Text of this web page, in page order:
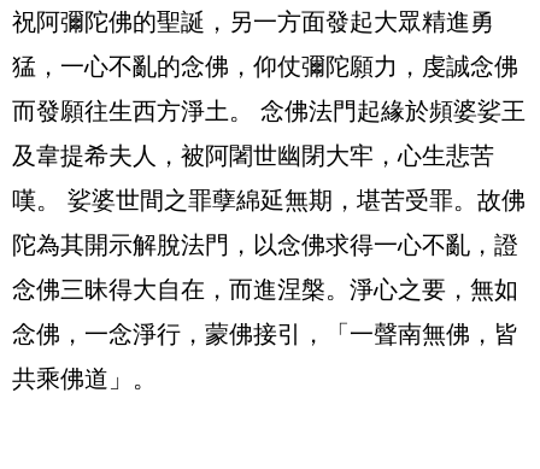
祝阿彌陀佛的聖誕，另一方面發起大眾精進勇
猛，一心不亂的念佛，仰仗彌陀願力，虔誠念佛
而發願往生西方淨土。 念佛法門起緣於頻婆娑王
及韋提希夫人，被阿闍世幽閉大牢，心生悲苦
嘆。 娑婆世間之罪孽綿延無期，堪苦受罪。故佛
陀為其開示解脫法門，以念佛求得一心不亂，證
念佛三昧得大自在，而進涅槃。淨心之要，無如
念佛，一念淨行，蒙佛接引，「一聲南無佛，皆
共乘佛道」。